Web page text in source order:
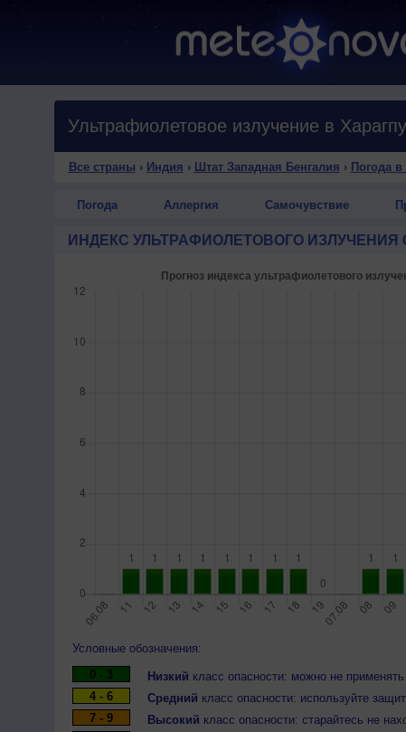
Ультрафиолетовое излучение в
Все страны › Индия › Штат Западная Бенгалия › Погода в
Погода Аллергия Самочувствие
ИНДЕКС УЛЬТРАФИОЛЕТОВОГО ИЗЛУЧЕНИЯ
Условные обозначения:
0 - 3
Низкий класс опасности: можно не
4 - 6
Средний класс опасности: используйте
7 - 9
Высокий класс опасности: старайтесь не